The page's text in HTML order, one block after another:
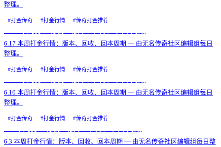
整理。
#打金传奇 #打金行情 #传奇打金推荐
6.17 本周打金行情：版本、回收、回本周期 — 由无名传奇社区编辑组每日
整理。
#打金传奇 #打金行情 #传奇打金推荐
6.10 本周打金行情：版本、回收、回本周期 — 由无名传奇社区编辑组每日
整理。
#打金传奇 #打金行情 #传奇打金推荐
6.3 本周打金行情：版本、回收、回本周期 — 由无名传奇社区编辑组每日整